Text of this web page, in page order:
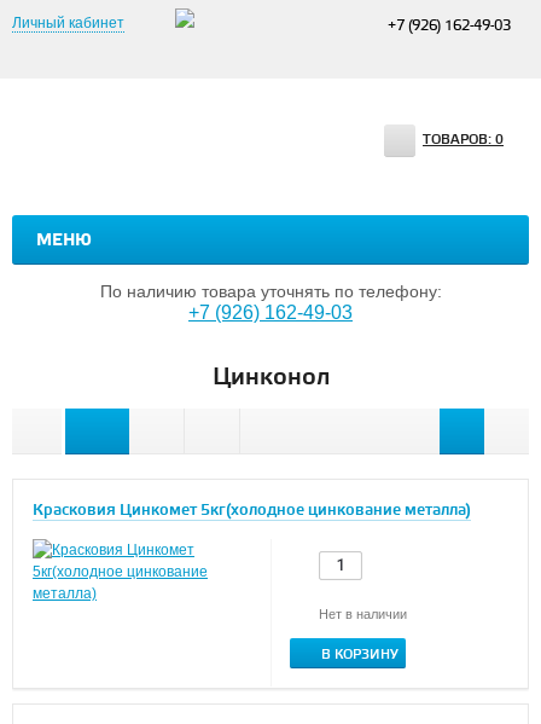
Личный кабинет +7 (926) 162-49-03
МЕНЮ
ТОВАРОВ: 0
По наличию товара уточнять по телефону:
+7 (926) 162-49-03
Цинконол
Красковия Цинкомет 5кг(холодное цинкование металла)
Нет в наличии
В КОРЗИНУ